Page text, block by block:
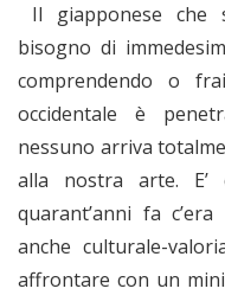
Il giapponese che
bisogno di
comprendendo o
occidentale è
nessuno arriva
alla nostra arte.
quarant’anni fa
anche culturale-
affrontare con un